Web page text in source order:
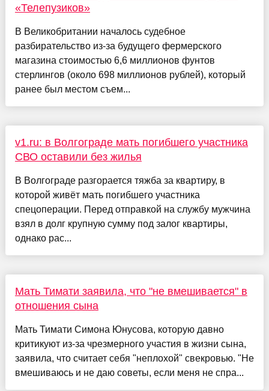
«Телепузиков»
В Великобритании началось судебное
разбирательство из-за будущего фермерского
магазина стоимостью 6,6 миллионов фунтов
стерлингов (около 698 миллионов рублей), который
ранее был местом съем...
v1.ru: в Волгограде мать погибшего участника
СВО оставили без жилья
В Волгограде разгорается тяжба за квартиру, в
которой живёт мать погибшего участника
спецоперации. Перед отправкой на службу мужчина
взял в долг крупную сумму под залог квартиры,
однако рас...
Мать Тимати заявила, что "не вмешивается" в
отношения сына
Мать Тимати Симона Юнусова, которую давно
критикуют из-за чрезмерного участия в жизни сына,
заявила, что считает себя "неплохой" свекровью. "Не
вмешиваюсь и не даю советы, если меня не спра...